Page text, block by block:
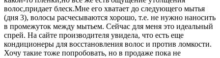
волос,придает блеск.Мне его хватает до следующего мытья
(дня 3), волосы расчесываются хорошо, т.е. не нужно наносить
в промежуток между мытьем. Сейчас для меня это идеальный
спрей. На сайте производителя увидела, что есть еще
кондиционеры для восстановления волос и против ломкости.
Хочу такие тоже попробовать, но в продаже пока не